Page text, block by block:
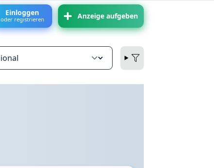
Einloggen
oder registrieren Anzeige aufgeben